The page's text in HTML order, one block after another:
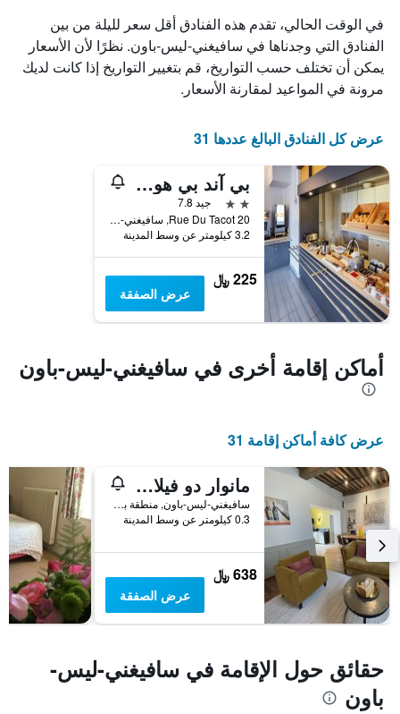
الذي
يعرض
أيام
الأسبوع.
يتضمن
المخطط
محور
Y
الذي
يعرض
متوسط
سعر
غرفة
في الوقت الحالي، تقدم هذه الفنادق أقل سعر لليلة من بين
الفنادق التي وجدناها في سافيغني-ليس-باون. نظرًا لأن الأسعار
يمكن أن تختلف حسب التواريخ، قم بتغيير التواريخ إذا كانت لديك
مرونة في المواعيد لمقارنة الأسعار.
عرض كل الفنادق البالغ عددها 31
بي آند بي هوتل بيون نورد
2 نجمتين
جيد 7.8
20 Rue Du Tacot, سافيغني-ليس-باون, منطقة بورغوندي, فرنسا
3.2 كيلومتر عن وسط المدينة
225 ﷼
عرض الصفقة
أماكن إقامة أخرى في سافيغني-ليس-باون
عرض كافة أماكن إقامة 31
مانوار دو فيلامونت
سافيغني-ليس-باون, منطقة بورغوندي, فرنسا
0.3 كيلومتر عن وسط المدينة
638 ﷼
عرض الصفقة
حقائق حول الإقامة في سافيغني-ليس-
باون